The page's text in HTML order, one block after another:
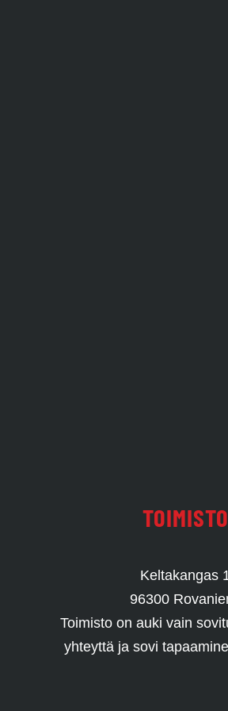
TOIMISTO
Keltakangas
96300
Toimisto on auki vain
yhteyttä ja sovi